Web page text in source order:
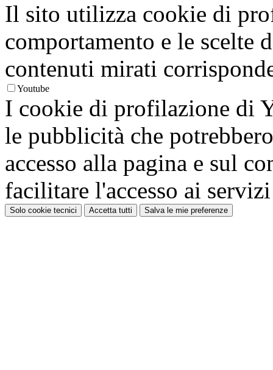
Il sito utilizza cookie di
comportamento e le scelte
contenuti mirati
Youtube
I cookie di profilazione di
le pubblicità che
accesso alla pagina e sul
facilitare l'accesso ai
Solo cookie tecnici Accetta tutti Salva le mie preferenze